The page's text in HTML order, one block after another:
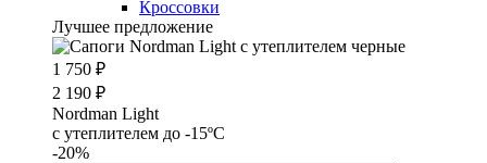
Кроссовки
Лучшее предложение
1 750 ₽
2 190 ₽
Nordman Light
c утеплителем до -15ºС
-20%